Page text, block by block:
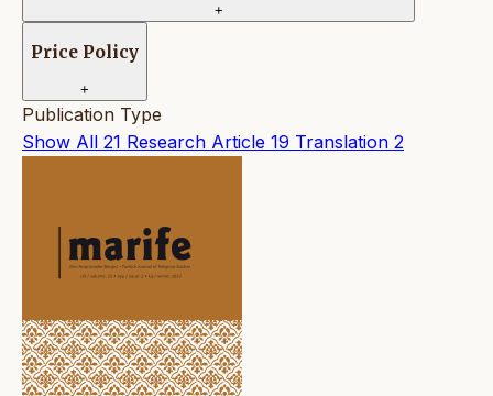
+
Price Policy
+
Publication Type
Show All 21 Research Article 19 Translation 2